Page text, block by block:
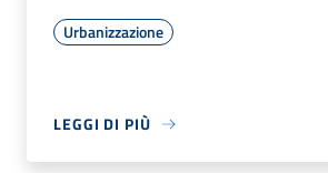
Urbanizzazione
LEGGI DI PIÙ